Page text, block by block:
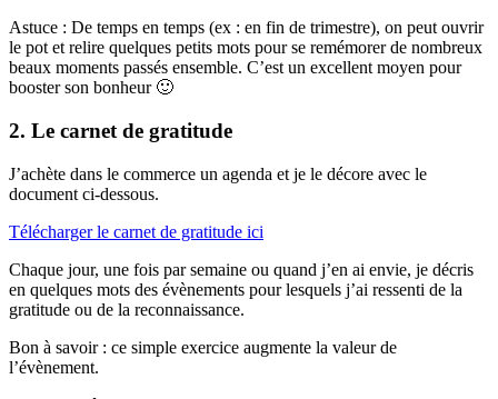
Astuce : De temps en temps (ex : en fin de trimestre), on peut ouvrir
le pot et relire quelques petits mots pour se remémorer de nombreux
beaux moments passés ensemble. C’est un excellent moyen pour
booster son bonheur 🙂
2. Le carnet de gratitude
J’achète dans le commerce un agenda et je le décore avec le
document ci-dessous.
Télécharger le carnet de gratitude ici
Chaque jour, une fois par semaine ou quand j’en ai envie, je décris
en quelques mots des évènements pour lesquels j’ai ressenti de la
gratitude ou de la reconnaissance.
Bon à savoir : ce simple exercice augmente la valeur de
l’évènement.